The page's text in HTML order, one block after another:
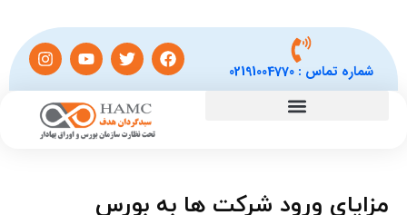
شماره تماس :02191004770
مزایای ورود شرکت ها به بورس